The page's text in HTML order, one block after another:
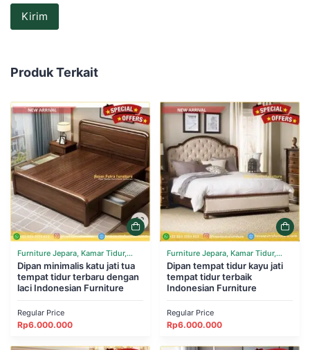
Produk Terkait
Furniture Jepara, Kamar Tidur,
Tempat Tidur
Dipan minimalis katu jati tua
tempat tidur terbaru dengan
laci Indonesian Furniture
Regular Price
Rp6.000.000
Furniture Jepara, Kamar Tidur,
Tempat Tidur
Dipan tempat tidur kayu jati
tempat tidur terbaik
Indonesian Furniture
Regular Price
Rp6.000.000